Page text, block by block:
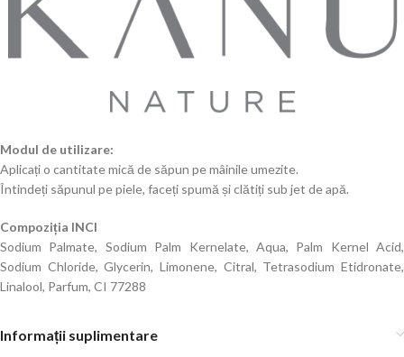
Modul de utilizare:
Aplicați o cantitate mică de săpun pe mâinile umezite.
Întindeți săpunul pe piele, faceți spumă și clătiți sub jet de apă.
Compoziția INCI
Sodium Palmate, Sodium Palm Kernelate, Aqua, Palm Kernel Acid,
Sodium Chloride, Glycerin, Limonene, Citral, Tetrasodium Etidronate,
Linalool, Parfum, CI 77288
Informații suplimentare